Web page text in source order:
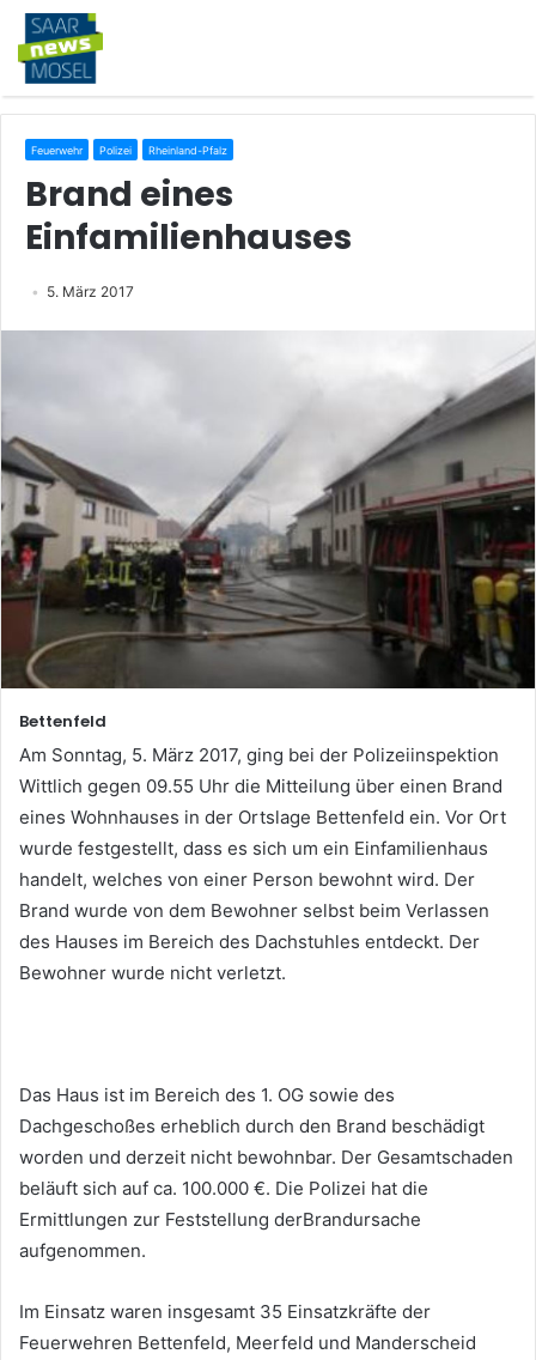
Feuerwehr Polizei Rheinland-Pfalz
Brand eines
Einfamilienhauses
5. März 2017
Bettenfeld
Am Sonntag, 5. März 2017, ging bei der Polizeiinspektion
Wittlich gegen 09.55 Uhr die Mitteilung über einen Brand
eines Wohnhauses in der Ortslage Bettenfeld ein. Vor Ort
wurde festgestellt, dass es sich um ein Einfamilienhaus
handelt, welches von einer Person bewohnt wird. Der
Brand wurde von dem Bewohner selbst beim Verlassen
des Hauses im Bereich des Dachstuhles entdeckt. Der
Bewohner wurde nicht verletzt.
Das Haus ist im Bereich des 1. OG sowie des
Dachgeschoßes erheblich durch den Brand beschädigt
worden und derzeit nicht bewohnbar. Der Gesamtschaden
beläuft sich auf ca. 100.000 €. Die Polizei hat die
Ermittlungen zur Feststellung derBrandursache
aufgenommen.
Im Einsatz waren insgesamt 35 Einsatzkräfte der
Feuerwehren Bettenfeld, Meerfeld und Manderscheid